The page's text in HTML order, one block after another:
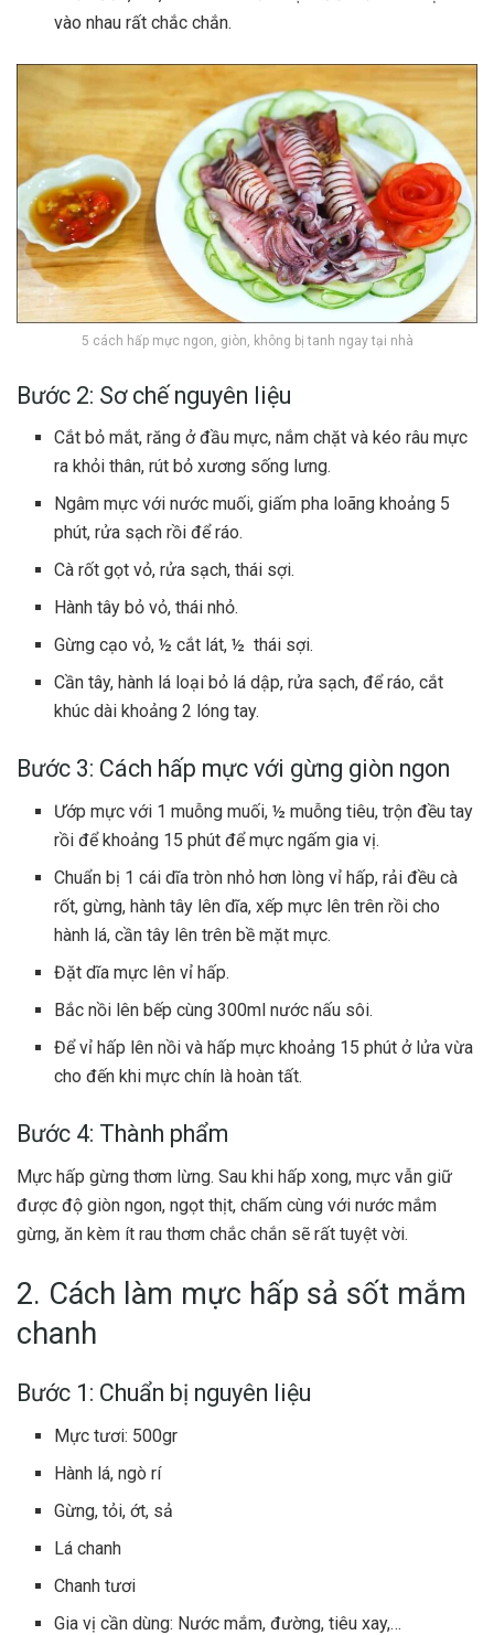
vào nhau rất chắc chắn.
5 cách hấp mực ngon, giòn, không bị tanh ngay tại nhà
Bước 2: Sơ chế nguyên liệu
Cắt bỏ mắt, răng ở đầu mực, nắm chặt và kéo râu mực
ra khỏi thân, rút bỏ xương sống lưng.
Ngâm mực với nước muối, giấm pha loãng khoảng 5
phút, rửa sạch rồi để ráo.
Cà rốt gọt vỏ, rửa sạch, thái sợi.
Hành tây bỏ vỏ, thái nhỏ.
Gừng cạo vỏ, ½ cắt lát, ½ thái sợi.
Cần tây, hành lá loại bỏ lá dập, rửa sạch, để ráo, cắt
khúc dài khoảng 2 lóng tay.
Bước 3: Cách hấp mực với gừng giòn ngon
Ướp mực với 1 muỗng muối, ½ muỗng tiêu, trộn đều tay
rồi để khoảng 15 phút để mực ngấm gia vị.
Chuẩn bị 1 cái dĩa tròn nhỏ hơn lòng vỉ hấp, rải đều cà
rốt, gừng, hành tây lên dĩa, xếp mực lên trên rồi cho
hành lá, cần tây lên trên bề mặt mực.
Đặt dĩa mực lên vỉ hấp.
Bắc nồi lên bếp cùng 300ml nước nấu sôi.
Để vỉ hấp lên nồi và hấp mực khoảng 15 phút ở lửa vừa
cho đến khi mực chín là hoàn tất.
Bước 4: Thành phẩm
Mực hấp gừng thơm lừng. Sau khi hấp xong, mực vẫn giữ
được độ giòn ngon, ngọt thịt, chấm cùng với nước mắm
gừng, ăn kèm ít rau thơm chắc chắn sẽ rất tuyệt vời.
2. Cách làm mực hấp sả sốt mắm
chanh
Bước 1: Chuẩn bị nguyên liệu
Mực tươi: 500gr
Hành lá, ngò rí
Gừng, tỏi, ớt, sả
Lá chanh
Chanh tươi
Gia vị cần dùng: Nước mắm, đường, tiêu xay,…